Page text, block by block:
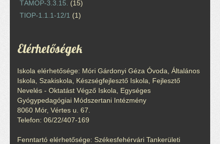
TÁMOP-3.3.15.
(15)
TIOP-1.1.1-12/1 (1)
Elérhetőségek
Iskola elérhetősége: Móri Gárdonyi Géza Óvoda, Általános
Iskola, Szakiskola, Készségfejlesztő Iskola, Fejlesztő
Nevelés - Oktatást Végző Iskola, Egységes
Gyógypedagógiai Módszertani Intézmény
8060 Mór, Vértes u. 67.
Telefon: 06/22/407-169
Fenntartó elérhetősége: Székesfehérvári Tankerületi